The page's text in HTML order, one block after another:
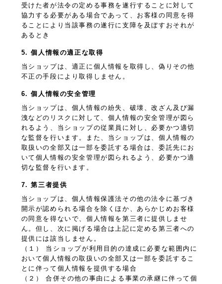
受けた者が法令の定める事務を遂行することに対して
協力する必要がある場合であって、お客様の同意を得
ることにより当該事務の遂行に支障を及ぼすおそれが
あるとき
5. 個人情報の適正な取得
当ショップは、適正に個人情報を取得し、偽りその他
不正の手段により取得しません。
6. 個人情報の安全管理
当ショップは、個人情報の紛失、破壊、改ざん及び漏
洩などのリスクに対して、個人情報の安全管理が図ら
れるよう、当ショップの従業員に対し、必要かつ適切
な監督を行います。また、当ショップは、個人情報の
取扱いの全部又は一部を委託する場合は、委託先にお
いて個人情報の安全管理が図られるよう、必要かつ適
切な監督を行います。
7. 第三者提供
当ショップは、個人情報保護法その他の法令に基づき
開示が認められる場合を除くほか、あらかじめお客様
の同意を得ないで、個人情報を第三者に提供しませ
ん。但し、次に掲げる場合は上記に定める第三者への
提供には該当しません。
（１） 当ショップが利用目的の達成に必要な範囲内に
おいて個人情報の取扱いの全部又は一部を委託するこ
とに伴って個人情報を提供する場合
（２） 合併その他の事由による事業の承継に伴って個